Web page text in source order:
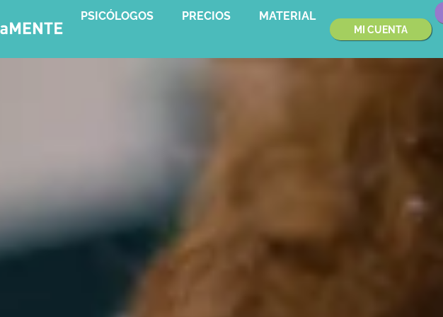
PSICÓLOGOS PRECIOS MATERIAL
MI CUENTA